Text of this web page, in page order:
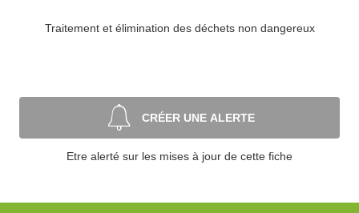
Traitement et élimination des déchets non dangereux
CRÉER UNE ALERTE
Etre alerté sur les mises à jour de cette fiche